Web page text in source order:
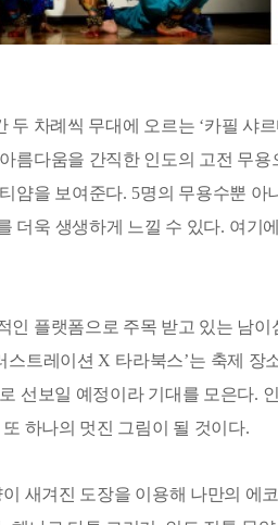
두 차례씩 무대에 오르는 ‘카필 샤
름다움을 간직한 인도의 고전 무용
얌을 보여준다. 5명의 무용수뿐 아
더욱 생생하게 느낄 수 있다. 여기
인 플랫폼으로 주목 받고 있는 남이
스트레이션 X 타라북스’는 축제 장
선보일 예정이라 기대를 모은다.
하나의 멋진 그림이 될 것이다.
새겨진 도장을 이용해 나만의 에